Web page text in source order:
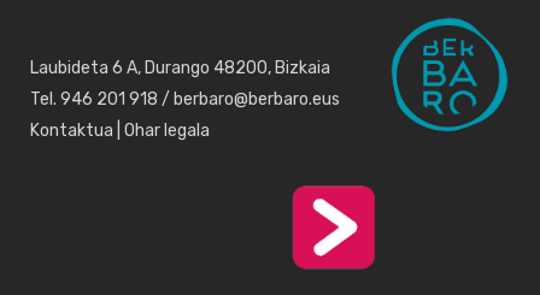
Laubideta 6 A, Durango 48200, Bizkaia
Tel. 946 201 918 / berbaro@berbaro.eus
Kontaktua Ohar legala